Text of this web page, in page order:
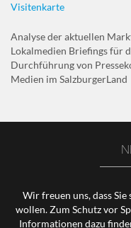
Visitenkarte
Analyse der aktuellen
Lokalmedien Briefings für
Durchführung von
Medien im SalzburgerLand
Wir freuen uns, dass
wollen. Zum Schutz vor
Informationen dazu